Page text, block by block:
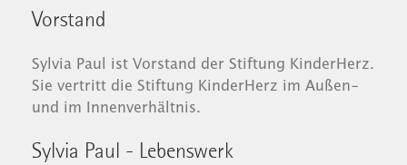
Vorstand
Sylvia Paul ist Vorstand der Stiftung KinderHerz.
Sie vertritt die Stiftung KinderHerz im Außen-
und im Innenverhältnis.
Sylvia Paul - Lebenswerk